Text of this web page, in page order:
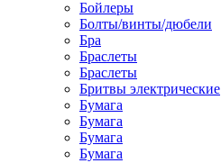
Бойлеры
Болты/винты/дюбели
Бра
Браслеты
Браслеты
Бритвы электрические
Бумага
Бумага
Бумага
Бумага